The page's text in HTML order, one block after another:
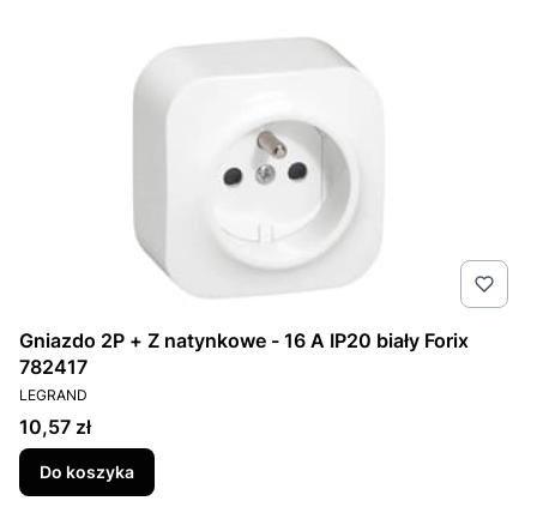
Gniazdo 2P + Z natynkowe - 16 A IP20 biały Forix
782417
PRODUCENT
LEGRAND
Cena
10,57 zł
Do koszyka